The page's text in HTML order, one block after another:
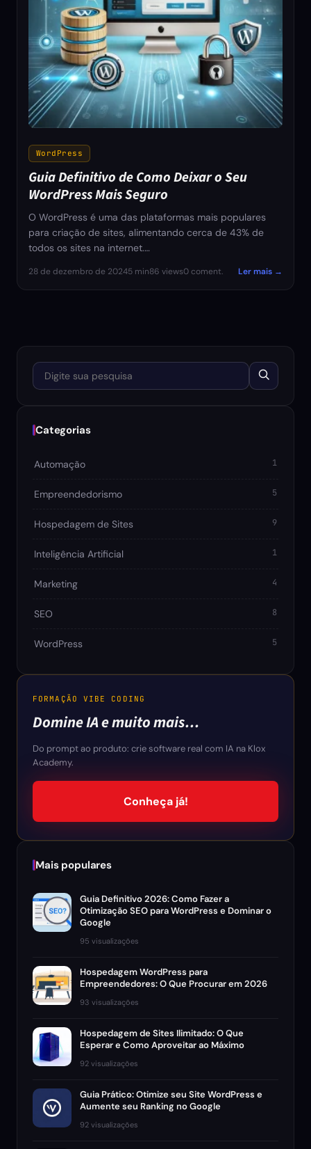
WordPress
Guia Definitivo de Como Deixar o Seu
WordPress Mais Seguro
O WordPress é uma das plataformas mais populares
para criação de sites, alimentando cerca de 43% de
todos os sites na internet.…
28 de dezembro de 20245 min86 views0 coment. Ler mais →
Digite sua pesquisa
Categorias
Automação 1
Empreendedorismo 5
Hospedagem de Sites 9
Inteligência Artificial 1
Marketing 4
SEO 8
WordPress 5
FORMAÇÃO VIBE CODING
Domine IA e muito mais…
Do prompt ao produto: crie software real com IA na Klox
Academy.
Conheça já!
Mais populares
Guia Definitivo 2026: Como Fazer a
Otimização SEO para WordPress e Dominar o
Google
95 visualizações
Hospedagem WordPress para
Empreendedores: O Que Procurar em 2026
93 visualizações
Hospedagem de Sites Ilimitado: O Que
Esperar e Como Aproveitar ao Máximo
92 visualizações
Guia Prático: Otimize seu Site WordPress e
Aumente seu Ranking no Google
92 visualizações